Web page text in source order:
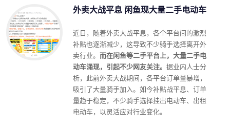
外卖大战平息 闲鱼现大量二手电动车
近日，随着外卖大战平息，各个平台间的激烈
补贴也逐渐减少，这导致不少骑手选择离开外
卖行业。 而在闲鱼等二手平台上，大量二手电
动车涌现，引起不少网友关注。 据业内人士分
析，此前外卖大战期间，各平台订单量暴增，
吸引了大量骑手加入。 如今补贴战平息、订单
量趋于稳定，不少骑手选择挂出电动车、出租
电动车，以灵活应对行业变化。